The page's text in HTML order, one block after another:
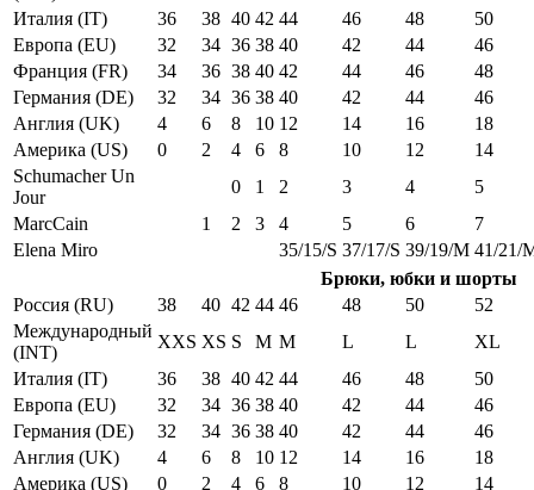
Италия (IT)
36 38 40 42 44 46 48
50
Европа (EU)
32 34 36 38 40 42 44
46
Франция (FR)
34 36 38 40 42 44 46
48
Германия (DE)
32 34 36 38 40 42 44
46
Англия (UK)
4 6 8 10 12 14 16
18
Америка (US)
0 2 4 6 8 10 12
14
Schumacher Un
Jour
0 1 2 3 4
5
MarcCain
1 2 3 4 5 6
7
Elena Miro
35/15/S 37/17/S 39/19/M 41/21/
Брюки, юбки и шорты
Россия (RU)
38 40 42 44 46 48 50
52
Международный
(INT)
XXS XS S M M L L
XL
Италия (IT)
36 38 40 42 44 46 48
50
Европа (EU)
32 34 36 38 40 42 44
46
Германия (DE)
32 34 36 38 40 42 44
46
Англия (UK)
4 6 8 10 12 14 16
18
Америка (US)
0 2 4 6 8 10 12 14